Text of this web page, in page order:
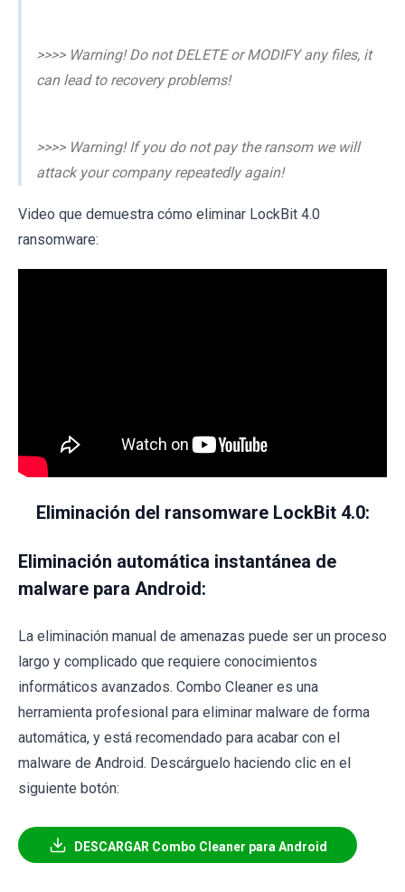
>>>> Warning! Do not DELETE or MODIFY any files, it
can lead to recovery problems!
>>>> Warning! If you do not pay the ransom we will
attack your company repeatedly again!
Video que demuestra cómo eliminar LockBit 4.0
ransomware:
Eliminación del ransomware LockBit 4.0:
Eliminación automática instantánea de
malware para Android:
La eliminación manual de amenazas puede ser un proceso
largo y complicado que requiere conocimientos
informáticos avanzados. Combo Cleaner es una
herramienta profesional para eliminar malware de forma
automática, y está recomendado para acabar con el
malware de Android. Descárguelo haciendo clic en el
siguiente botón:
DESCARGAR Combo Cleaner para Android